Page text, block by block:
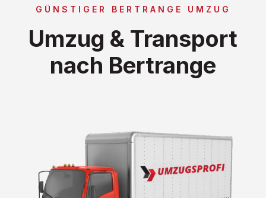
GÜNSTIGER BERTRANGE UMZUG
Umzug & Transport
nach Bertrange